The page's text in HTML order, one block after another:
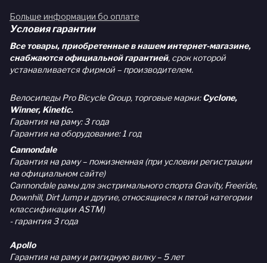
Больше информации бо оплате
Условия гарантии
Все товары, приобретенные в нашем интернет-магазине,
снабжаются официальной гарантией, срок которой
устанавливается фирмой – производителем.
Велосипеды Pro Bicycle Group, торговые марки:Cyclone,
Winner, Kinetic.
Гарантия на раму: 3 года
Гарантия на оборудование: 1 год
Cannondale
Гарантия на раму – пожизненная (при условии регистрации
на официальном сайте)
Cannondale рамы для экстримального спорта Gravity, Freeride,
Downhill, Dirt Jump и другие, относящиеся к пятой категории
классификации ASTM)
- гарантия 3 года
Apollo
Гарантия на раму и ригидную вилку – 5 лет